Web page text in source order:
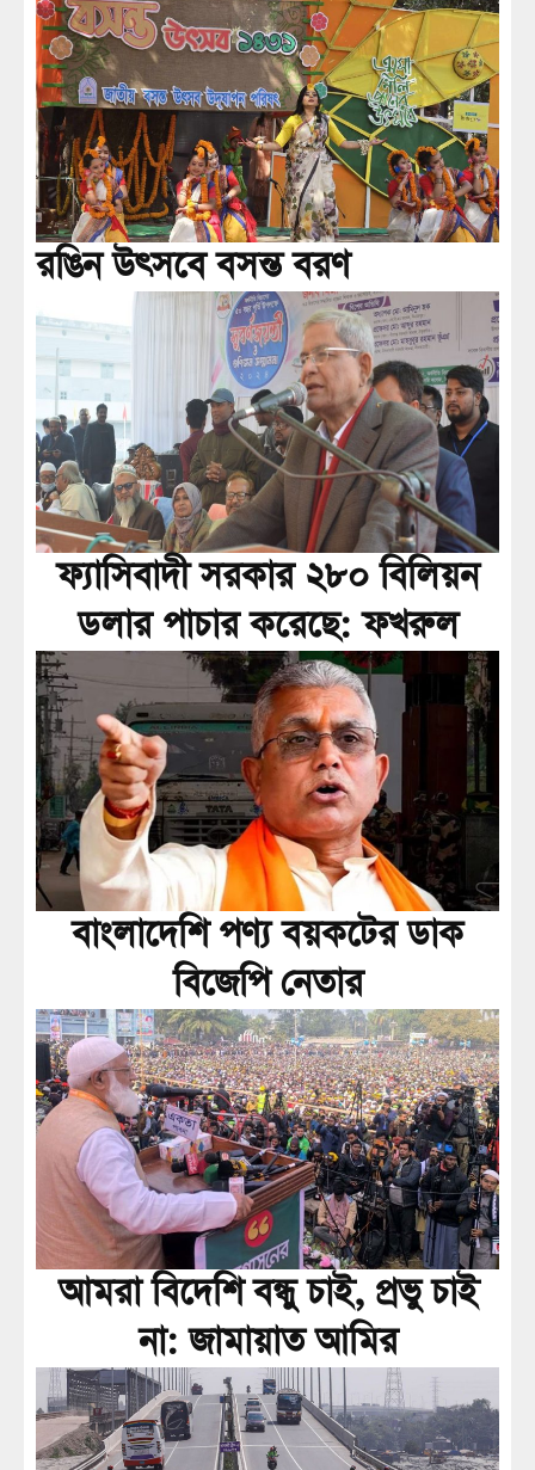
রঙিন উৎসবে বসন্ত বরণ
ফ্যাসিবাদী সরকার ২৮০ বিলিয়ন
ডলার পাচার করেছে: ফখরুল
বাংলাদেশি পণ্য বয়কটের ডাক
বিজেপি নেতার
আমরা বিদেশি বন্ধু চাই, প্রভু চাই
না: জামায়াত আমির